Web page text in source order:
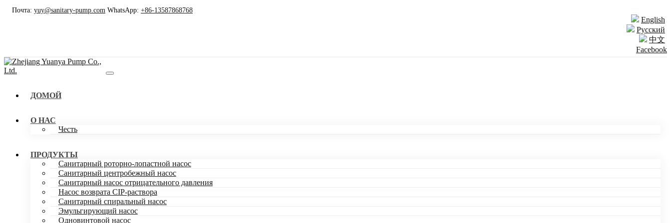
Почта: yuy@sanitary-pump.com WhatsApp: +86-13587868768
English
Русский
中文
Facebook
ДОМОЙ
О НАС
Честь
ПРОДУКТЫ
Санитарный роторно-лопастной насос
Санитарный центробежный насос
Санитарный насос отрицательного давления
Насос возврата CIP-раствора
Санитарный спиральный насос
Эмульгирующий насос
Одновинтовой насос